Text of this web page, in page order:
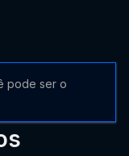
pode ser o